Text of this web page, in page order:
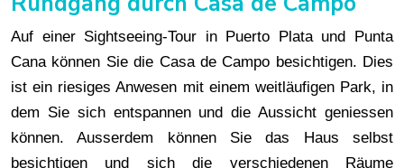
Auf einer Sightseeing-Tour in Puerto Plata und Punta
Cana können Sie die Casa de Campo besichtigen. Dies
ist ein riesiges Anwesen mit einem weitläufigen Park, in
dem Sie sich entspannen und die Aussicht geniessen
können. Ausserdem können Sie das Haus selbst
besichtigen und sich die verschiedenen Räume